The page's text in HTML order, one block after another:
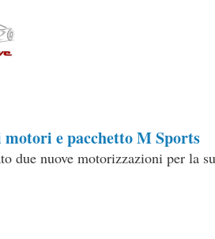
e pacchetto M Sports
due nuove motorizzazioni per la